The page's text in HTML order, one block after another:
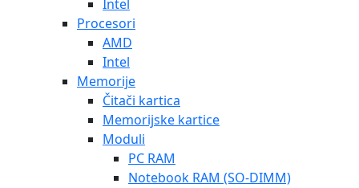
Intel
Procesori
AMD
Intel
Memorije
Čitači kartica
Memorijske kartice
Moduli
PC RAM
Notebook RAM (SO-DIMM)